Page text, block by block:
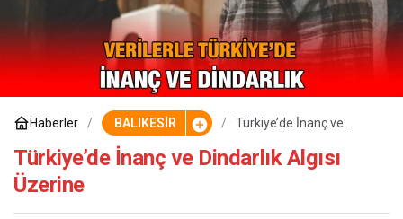
Haberler BALIKESİR
Türkiye’de İnanç ve
Türkiye’de İnanç ve Dindarlık Algısı
Üzerine